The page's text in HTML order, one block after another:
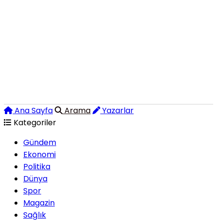
Ana Sayfa Arama
Yazarlar
Kategoriler
Gündem
Ekonomi
Politika
Dünya
Spor
Magazin
Sağlık